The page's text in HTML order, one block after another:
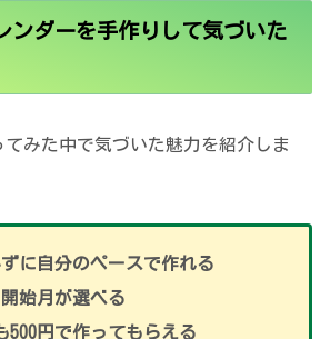
ンダーを手作りして気づいた
てみた中で気づいた魅力を紹介しま
に自分のペースで作れる
始月が選べる
500円で作ってもらえる